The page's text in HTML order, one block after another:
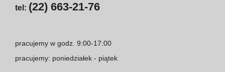
tel: (22) 663-21-76
pracujemy w godz. 9:00-17:00
pracujemy: poniedziałek - piątek